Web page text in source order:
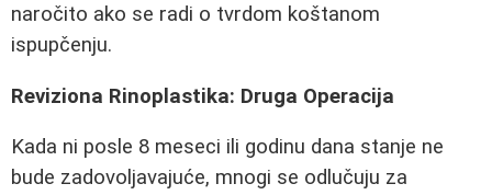
naročito ako se radi o tvrdom koštanom
ispupčenju.
Reviziona Rinoplastika: Druga Operacija
Kada ni posle 8 meseci ili godinu dana stanje ne
bude zadovoljavajuće, mnogi se odlučuju za